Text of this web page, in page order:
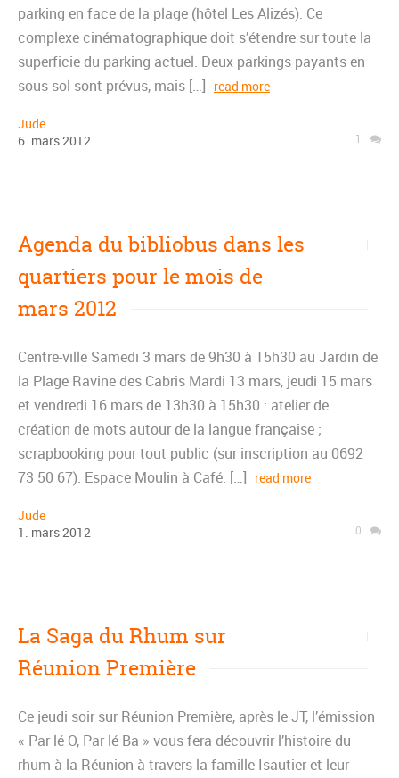
parking en face de la plage (hôtel Les Alizés). Ce
complexe cinématographique doit s’étendre sur toute la
superficie du parking actuel. Deux parkings payants en
sous-sol sont prévus, mais […] read more
Jude
6. mars2012 1
Agenda du bibliobus dans les
quartiers pour le mois de
mars 2012
Centre-ville Samedi 3 mars de 9h30 à 15h30 au Jardin de
la Plage Ravine des Cabris Mardi 13 mars, jeudi 15 mars
et vendredi 16 mars de 13h30 à 15h30 : atelier de
création de mots autour de la langue française ;
scrapbooking pour tout public (sur inscription au 0692
73 50 67). Espace Moulin à Café. […] read more
Jude
1 . mars2012 0
La Saga du Rhum sur
Réunion Première
Ce jeudi soir sur Réunion Première, après le JT, l’émission
« Par lé O, Par lé Ba » vous fera découvrir l’histoire du
rhum à la Réunion à travers la famille Isautier et leur